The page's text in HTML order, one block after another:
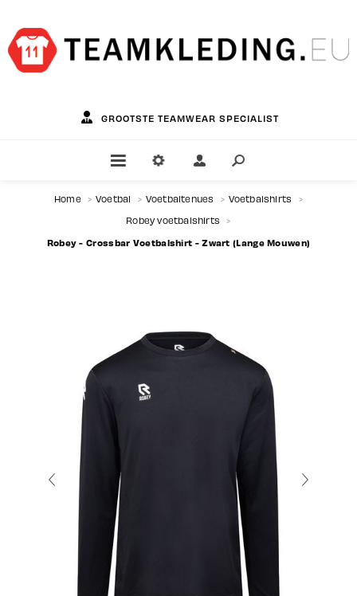
GROOTSTE TEAMWEAR SPECIALIST
Home > Voetbal > Voetbaltenues > Voetbalshirts >
Robey voetbalshirts >
Robey - Crossbar Voetbalshirt - Zwart (Lange Mouwen)